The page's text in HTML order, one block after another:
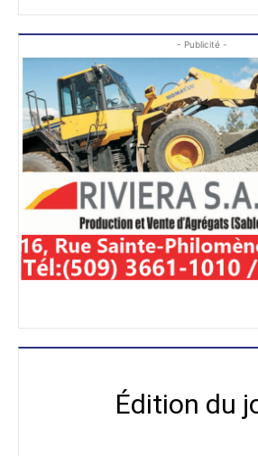
- Publicité -
Édition du